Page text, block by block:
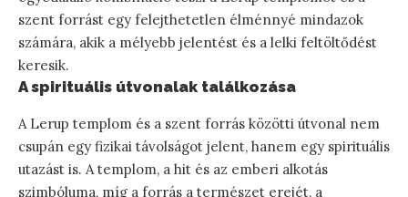
szent forrást egy felejthetetlen élménnyé mindazok
számára, akik a mélyebb jelentést és a lelki feltöltődést
keresik.
A spirituális útvonalak találkozása
A Lerup templom és a szent forrás közötti útvonal nem
csupán egy fizikai távolságot jelent, hanem egy spirituális
utazást is. A templom, a hit és az emberi alkotás
szimbóluma, míg a forrás a természet erejét, a